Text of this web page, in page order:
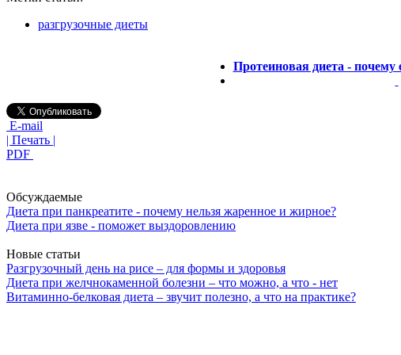
разгрузочные диеты
Протеиновая диета - почему
E-mail
| Печать |
PDF
Обсуждаемые
Диета при панкреатите - почему нельзя жаренное и жирное?
Диета при язве - поможет выздоровлению
Новые статьи
Разгрузочный день на рисе – для формы и здоровья
Диета при желчнокаменной болезни – что можно, а что - нет
Витаминно-белковая диета – звучит полезно, а что на практике?